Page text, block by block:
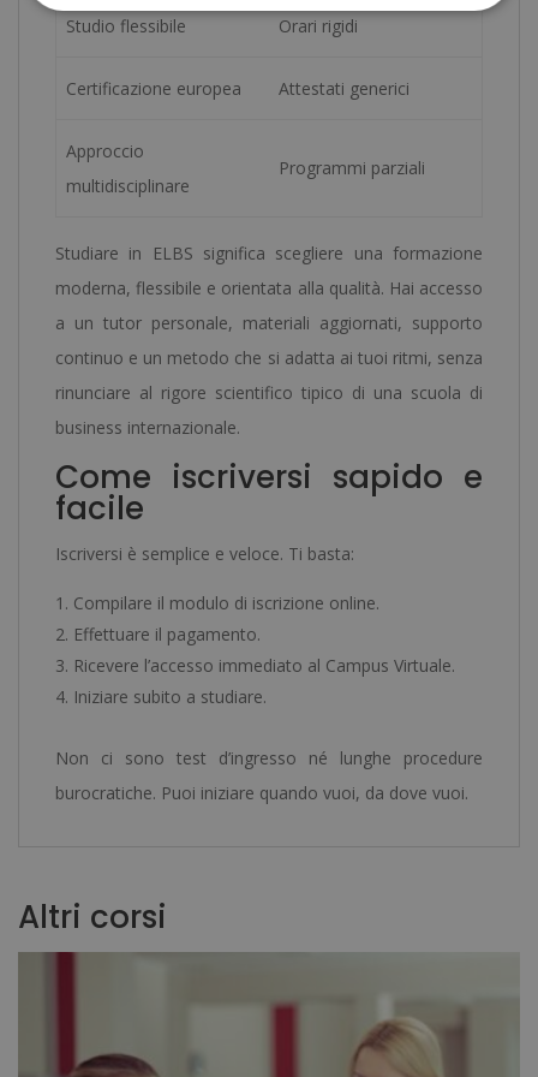
Studio flessibile Orari rigidi
Certificazione europea Attestati generici
Approccio
multidisciplinare
Programmi parziali
Studiare in ELBS significa scegliere una formazione
moderna, flessibile e orientata alla qualità. Hai accesso
a un tutor personale, materiali aggiornati, supporto
continuo e un metodo che si adatta ai tuoi ritmi, senza
rinunciare al rigore scientifico tipico di una scuola di
business internazionale.
Come iscriversi sapido e
facile
Iscriversi è semplice e veloce. Ti basta:
Compilare il modulo di iscrizione online.
Effettuare il pagamento.
Ricevere l’accesso immediato al Campus Virtuale.
Iniziare subito a studiare.
Non ci sono test d’ingresso né lunghe procedure
burocratiche. Puoi iniziare quando vuoi, da dove vuoi.
Altri corsi